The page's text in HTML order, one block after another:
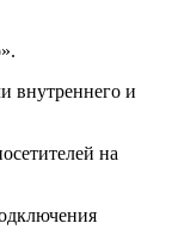
внутреннего и
на